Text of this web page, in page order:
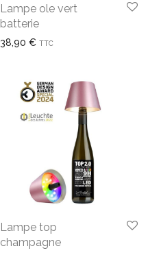
Lampe ole vert
batterie
38,90 € TTC
Lampe top
champagne